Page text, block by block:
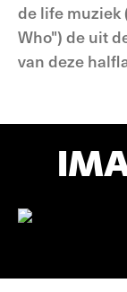
de life muziek
Who") de uit
van deze